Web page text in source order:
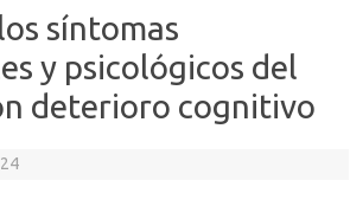
síntomas
y psicológicos del
deterioro cognitivo